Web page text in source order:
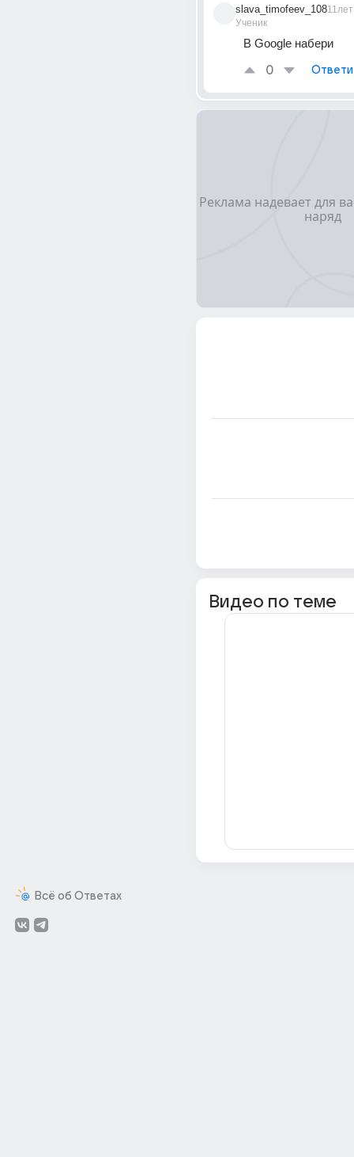
Всё об Ответах
slava_timofeev_108
Ученик
11лет
В Google набери
0
Видео по теме